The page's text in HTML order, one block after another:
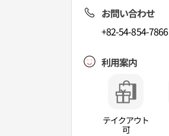
お問い合わせ
+82-54-854-7866
利用案内
テイクアウト
可